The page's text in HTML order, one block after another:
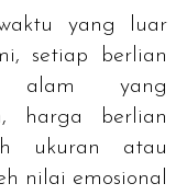
yang luar
setiap berlian
alam yang
harga berlian
ukuran atau
nilai emosional